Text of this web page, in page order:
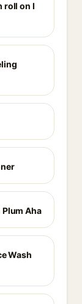
roll on I
Plum Aha
Wash